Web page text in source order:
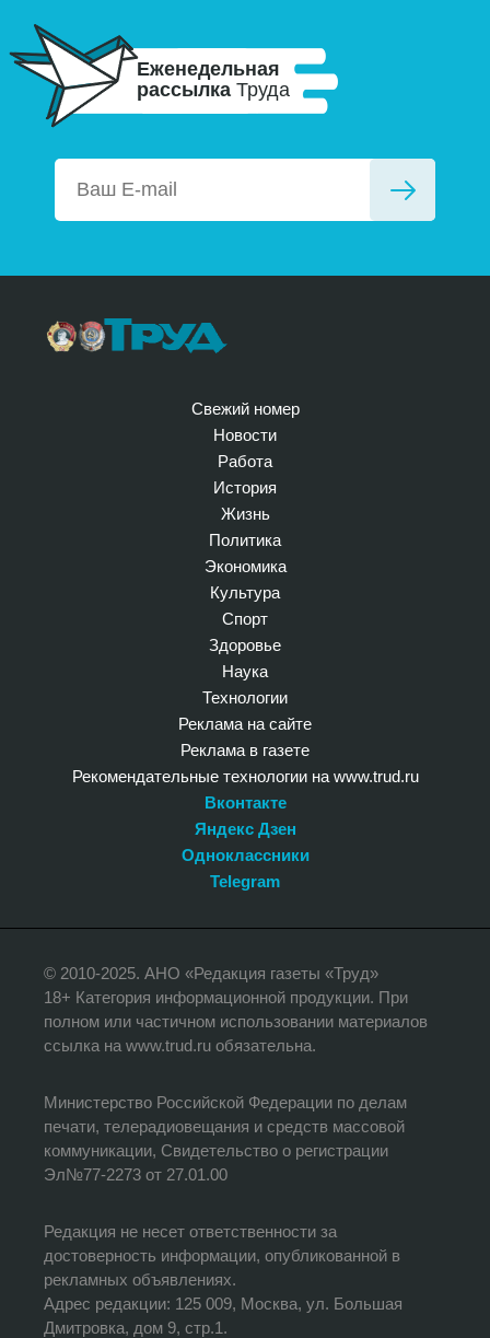
Еженедельная
рассылка Труда
Свежий номер
Новости
Работа
История
Жизнь
Политика
Экономика
Культура
Спорт
Здоровье
Наука
Технологии
Реклама на сайте
Реклама в газете
Рекомендательные технологии на www.trud.ru
Вконтакте
Яндекс Дзен
Одноклассники
Telegram
© 2010-2025. АНО «Редакция газеты «Труд»
18+ Категория информационной продукции. При
полном или частичном использовании материалов
ссылка на www.trud.ru обязательна.
Министерство Российской Федерации по делам
печати, телерадиовещания и средств массовой
коммуникации, Свидетельство о регистрации
Эл№77-2273 от 27.01.00
Редакция не несет ответственности за
достоверность информации, опубликованной в
рекламных объявлениях.
Адрес редакции: 125 009, Москва, ул. Большая
Дмитровка, дом 9, стр.1.